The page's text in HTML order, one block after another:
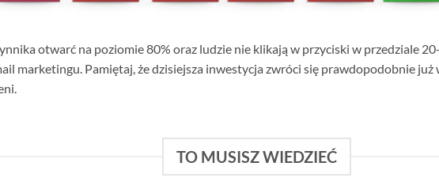
otwarć na poziomie 80% oraz ludzie nie klikają w przyciski w przedziale
marketingu. Pamiętaj, że dzisiejsza inwestycja zwróci się prawdopodobnie już
TO MUSISZ WIEDZIEĆ